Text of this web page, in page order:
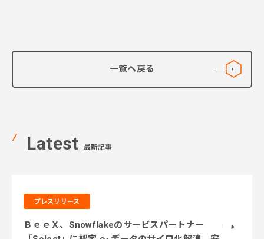
一覧へ戻る
Latest 最新記事
プレスリリース
ＢｅｅＸ、Snowflakeのサービスパートナー